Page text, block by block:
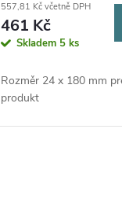
557,81 Kč včetně DPH
461 Kč
Skladem 5 ks
Rozměr 24 x 180 mm
produkt